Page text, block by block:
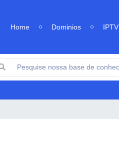
Home Dominios IPTV